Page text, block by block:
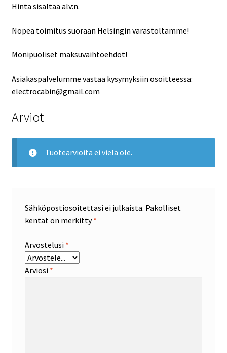
Hinta sisältää alv:n.
Nopea toimitus suoraan Helsingin varastoltamme!
Monipuoliset maksuvaihtoehdot!
Asiakaspalvelumme vastaa kysymyksiin osoitteessa:
electrocabin@gmail.com
Arviot
Tuotearvioita ei vielä ole.
Sähköpostiosoitettasi ei julkaista. Pakolliset
kentät on merkitty*
Arvostelusi *
Arviosi *